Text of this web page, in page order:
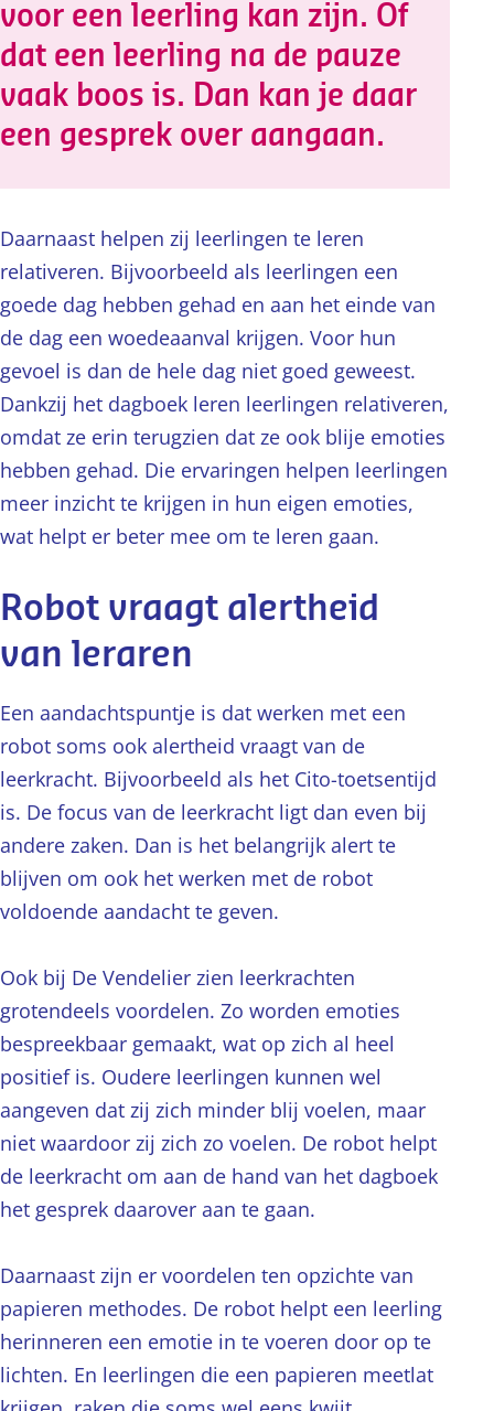
voor een leerling kan zijn. Of
dat een leerling na de pauze
vaak boos is. Dan kan je daar
een gesprek over aangaan.
Daarnaast helpen zij leerlingen te leren
relativeren. Bijvoorbeeld als leerlingen een
goede dag hebben gehad en aan het einde van
de dag een woedeaanval krijgen. Voor hun
gevoel is dan de hele dag niet goed geweest.
Dankzij het dagboek leren leerlingen relativeren,
omdat ze erin terugzien dat ze ook blije emoties
hebben gehad. Die ervaringen helpen leerlingen
meer inzicht te krijgen in hun eigen emoties,
wat helpt er beter mee om te leren gaan.
Robot vraagt alertheid
van leraren
Een aandachtspuntje is dat werken met een
robot soms ook alertheid vraagt van de
leerkracht. Bijvoorbeeld als het Cito-toetsentijd
is. De focus van de leerkracht ligt dan even bij
andere zaken. Dan is het belangrijk alert te
blijven om ook het werken met de robot
voldoende aandacht te geven.
Ook bij De Vendelier zien leerkrachten
grotendeels voordelen. Zo worden emoties
bespreekbaar gemaakt, wat op zich al heel
positief is. Oudere leerlingen kunnen wel
aangeven dat zij zich minder blij voelen, maar
niet waardoor zij zich zo voelen. De robot helpt
de leerkracht om aan de hand van het dagboek
het gesprek daarover aan te gaan.
Daarnaast zijn er voordelen ten opzichte van
papieren methodes. De robot helpt een leerling
herinneren een emotie in te voeren door op te
lichten. En leerlingen die een papieren meetlat